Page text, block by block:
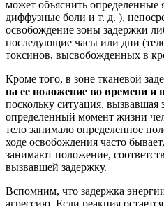
может объяснить определенные
диффузные боли и т. д. ),
освобождение зоны задержки
последующие часы или дни
токсинов, высвобожденных в
Кроме того, в зоне тканевой
на ее положение во времени и
поскольку ситуация, вызвавшая
определенный момент жизни
тело занимало определенное
ходе освобождения часто
занимают положение,
вызвавшей задержку.
Вспомним, что задержка
агрессию. Если реакция